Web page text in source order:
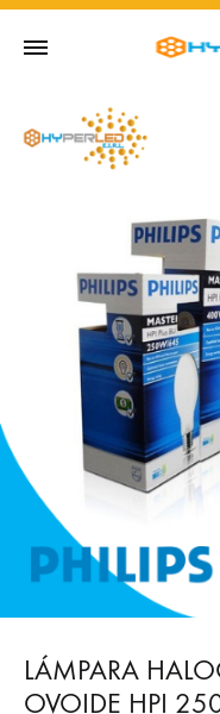
LÁMPARA
OVOIDE HPI